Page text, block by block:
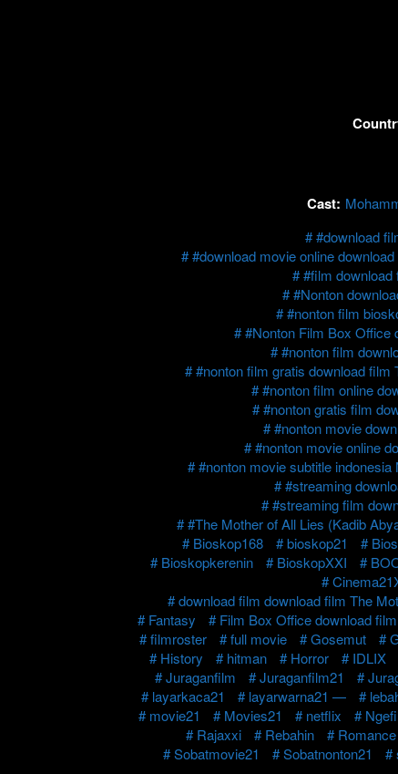
Cast:
#download
#download movie online
#film download
#Nonton
#nonton film
#Nonton Film Box Office
#nonton film
#nonton film gratis download film
#nonton film online
#nonton gratis film
#nonton movie
#nonton movie online
#nonton movie subtitle
#streaming
#streaming film
#The Mother of All Lies (Kadib
Bioskop168
bioskop21
Bioskopkerenin
BioskopXXI
download film download film The
Fantasy
Film Box Office download
filmroster
full movie Gosemut
History
hitman Horror IDLIX
Juraganfilm
Juraganfilm21
layarkaca21
layarwarna21 —
movie21
Movies21 netflix
Rajaxxi
Rebahin Romance
Sobatmovie21
Sobatnonton21